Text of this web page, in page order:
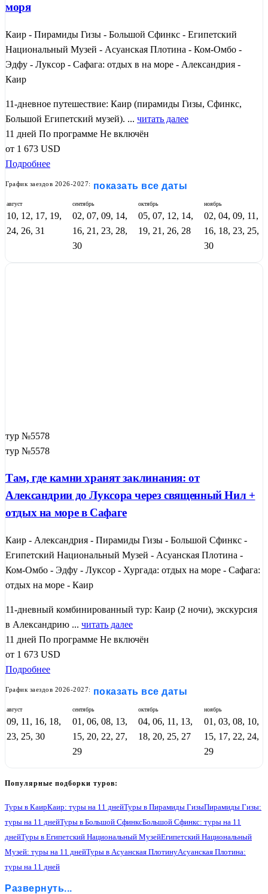
моря
Каир - Пирамиды Гизы - Большой Сфинкс - Египетский
Национальный Музей - Асуанская Плотина - Ком-Омбо -
Эдфу - Луксор - Сафага: отдых в на море - Александрия -
Каир
11-дневное путешествие: Каир (пирамиды Гизы, Сфинкс,
Большой Египетский музей). ... читать далее
11 дней По программе Не включён
от 1 673 USD
Подробнее
График заездов 2026-2027: показать все даты
август
10, 12, 17, 19,
24, 26, 31
сентябрь
02, 07, 09, 14,
16, 21, 23, 28,
30
октябрь
05, 07, 12, 14,
19, 21, 26, 28
ноябрь
02, 04, 09, 11,
16, 18, 23, 25,
30
тур №5578
тур №5578
Там, где камни хранят заклинания: от
Александрии до Луксора через священный Нил +
отдых на море в Сафаге
Каир - Александрия - Пирамиды Гизы - Большой Сфинкс -
Египетский Национальный Музей - Асуанская Плотина -
Ком-Омбо - Эдфу - Луксор - Хургада: отдых на море - Сафага:
отдых на море - Каир
11-дневный комбинированный тур: Каир (2 ночи), экскурсия
в Александрию ... читать далее
11 дней По программе Не включён
от 1 673 USD
Подробнее
График заездов 2026-2027: показать все даты
август
09, 11, 16, 18,
23, 25, 30
сентябрь
01, 06, 08, 13,
15, 20, 22, 27,
29
октябрь
04, 06, 11, 13,
18, 20, 25, 27
ноябрь
01, 03, 08, 10,
15, 17, 22, 24,
29
Популярные подборки туров:
Туры в КаирКаир: туры на 11 днейТуры в Пирамиды ГизыПирамиды Гизы:
туры на 11 днейТуры в Большой СфинксБольшой Сфинкс: туры на 11
днейТуры в Египетский Национальный МузейЕгипетский Национальный
Музей: туры на 11 днейТуры в Асуанская ПлотинуАсуанская Плотина:
туры на 11 дней
Эдфу: туры на 11 дней
Развернуть...